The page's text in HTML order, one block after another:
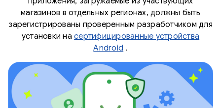
магазинов в отдельных регионах, должны быть
зарегистрированы проверенным разработчиком для
установки насертифицированные устройства
Android .